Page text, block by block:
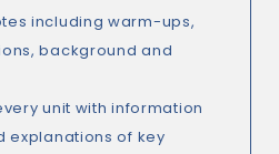
including warm-ups,
background and
unit with information
explanations of key